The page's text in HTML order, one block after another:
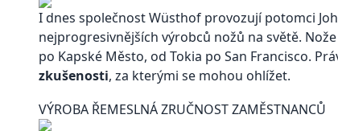
I dnes společnost Wüsthof provozují potomci
nejprogresivnějších výrobců nožů na světě.
po Kapské Město, od Tokia po San Francisco.
zkušenosti, za kterými se mohou ohlížet.
VÝROBA ŘEMESLNÁ ZRUČNOST ZAMĚSTNANCŮ